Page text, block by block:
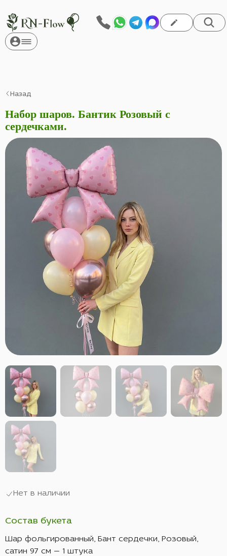
Назад
Набор шаров. Бантик Розовый с
сердечками.
Нет в наличии
Состав букета
Шар фольгированный, Бант сердечки, Розовый,
сатин 97 см — 1 штука